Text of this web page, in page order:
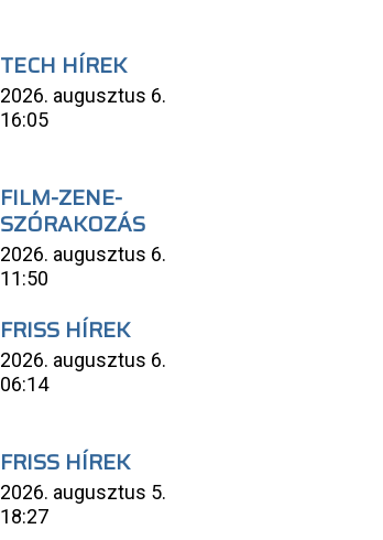
TECH HÍREK
2026. augusztus 6.
16:05
FILM-ZENE-
SZÓRAKOZÁS
2026. augusztus 6.
11:50
FRISS HÍREK
2026. augusztus 6.
06:14
FRISS HÍREK
2026. augusztus 5.
18:27